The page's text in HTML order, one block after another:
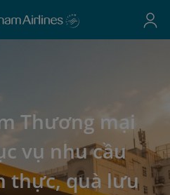
Thương mại
vụ nhu cầu
thực, quà lưu